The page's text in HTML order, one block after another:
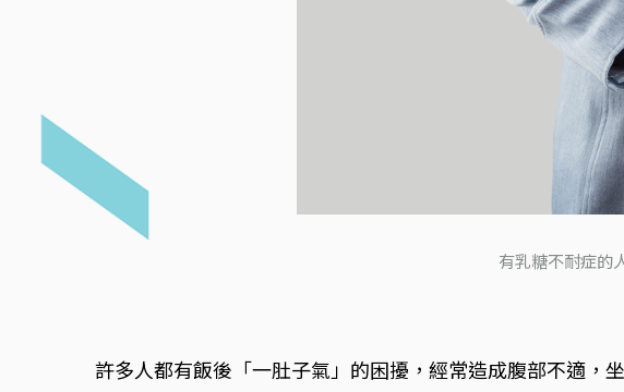
有乳糖不耐症的
許多人都有飯後「一肚子氣」的困擾，經常造成腹部不適，